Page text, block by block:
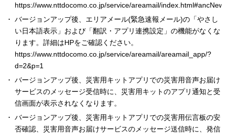
https://www.nttdocomo.co.jp/service/areamail/index.html#ancNews
バージョンアップ後、エリアメール(緊急速報メール)の「やさし
い日本語表示」および「翻訳・アプリ連携設定」の機能がなくな
ります。詳細はHPをご確認ください。
https://www.nttdocomo.co.jp/service/areamail/areamail_app/?
d=2&p=1
バージョンアップ後、災害用キットアプリでの災害用音声お届け
サービスのメッセージ受信時に、災害用キットのアプリ通知と受
信画面が表示されなくなります。
バージョンアップ後、災害用キットアプリでの災害用伝言板の安
否確認、災害用音声お届けサービスのメッセージ送信時に、発信